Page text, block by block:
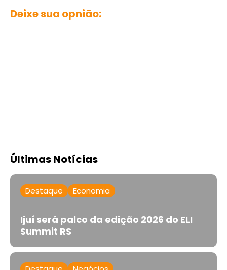
Deixe sua opnião:
Últimas Notícias
Destaque Economia
Ijuí será palco da edição 2026 do ELI
Summit RS